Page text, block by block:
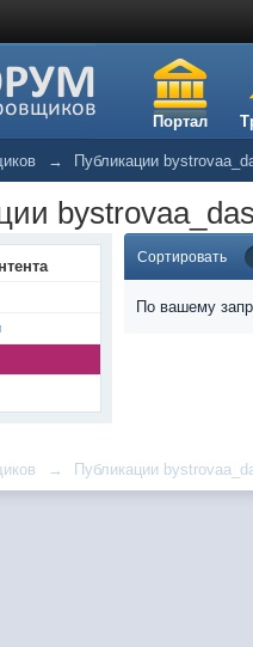
Портал
→ Публикации
Сортировать
По вашему
→ Публикации